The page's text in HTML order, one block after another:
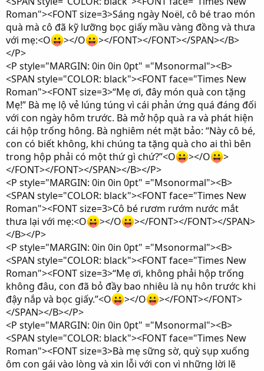
Roman"><FONT size=3>Sáng ngày Noël, cô bé trao món
quà mà cô đã kỹ lưỡng bọc giấy mầu vàng đồng và thưa
với mẹ:<O
></O
></FONT></FONT></SPAN></B>
</P>
<P style="MARGIN: 0in 0in 0pt" ="Msonormal"><B>
<SPAN style="COLOR: black"><FONT face="Times New
Roman"><FONT size=3>“Mẹ ơi, đây món quà con tặng
Mẹ!” Bà mẹ lộ vẻ lúng túng vì cái phản ứng quá đáng đối
với con ngày hôm trước. Bà mở hộp quà ra và phát hiện
cái hộp trống hông. Bà nghiêm nét mặt bảo: “Này cô bé,
con có biết không, khi chúng ta tặng quà cho ai thì bên
trong hộp phải có một thứ gì chứ?”<O
></O
>
</FONT></FONT></SPAN></B></P>
<P style="MARGIN: 0in 0in 0pt" ="Msonormal"><B>
<SPAN style="COLOR: black"><FONT face="Times New
Roman"><FONT size=3>Cô bé rươm rướm nước mắt
thưa lại với mẹ:<O
></O
></FONT></FONT></SPAN>
</B></P>
<P style="MARGIN: 0in 0in 0pt" ="Msonormal"><B>
<SPAN style="COLOR: black"><FONT face="Times New
Roman"><FONT size=3>“Mẹ ơi, không phải hộp trống
không đâu, con đã bỏ đầy bao nhiêu là nụ hôn trước khi
đậy nắp và bọc giấy.”<O
></O
></FONT></FONT>
</SPAN></B></P>
<P style="MARGIN: 0in 0in 0pt" ="Msonormal"><B>
<SPAN style="COLOR: black"><FONT face="Times New
Roman"><FONT size=3>Bà mẹ sững sờ, quỳ sụp xuống
ôm con gái vào lòng và xin lỗi với con vì những lời lẽ